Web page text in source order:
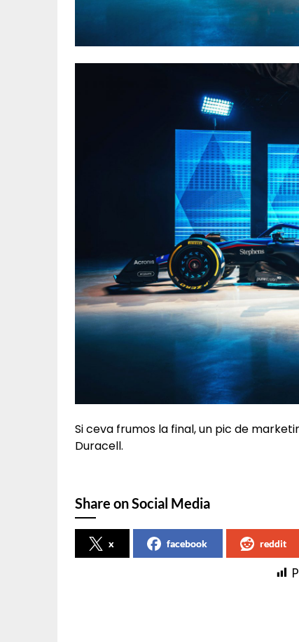
Si ceva frumos la final, un pic de
Duracell.
Share on Social Media
x facebook reddit